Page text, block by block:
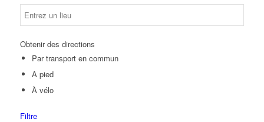
Obtenir des directions
Par transport en commun
A pied
À vélo
Filtre